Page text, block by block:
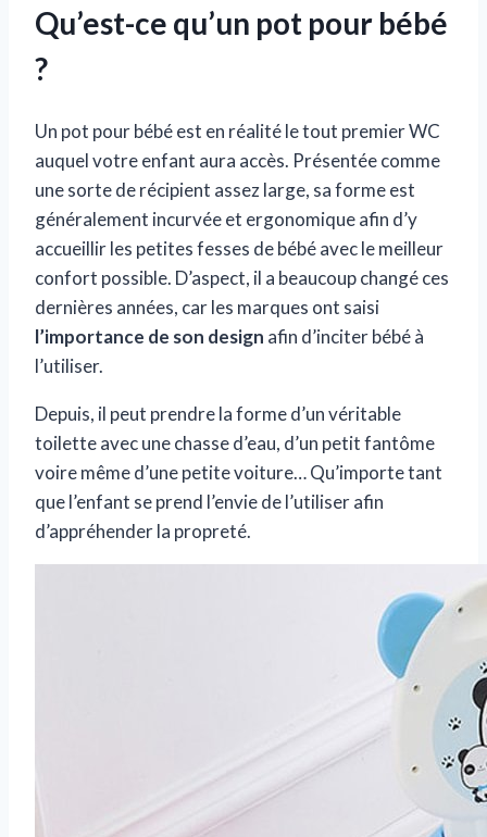
Qu’est-ce qu’un pot pour bébé
?
Un pot pour bébé est en réalité le tout premier WC
auquel votre enfant aura accès. Présentée comme
une sorte de récipient assez large, sa forme est
généralement incurvée et ergonomique afin d’y
accueillir les petites fesses de bébé avec le meilleur
confort possible. D’aspect, il a beaucoup changé ces
dernières années, car les marques ont saisi
l’importance de son design afin d’inciter bébé à
l’utiliser.
Depuis, il peut prendre la forme d’un véritable
toilette avec une chasse d’eau, d’un petit fantôme
voire même d’une petite voiture… Qu’importe tant
que l’enfant se prend l’envie de l’utiliser afin
d’appréhender la propreté.